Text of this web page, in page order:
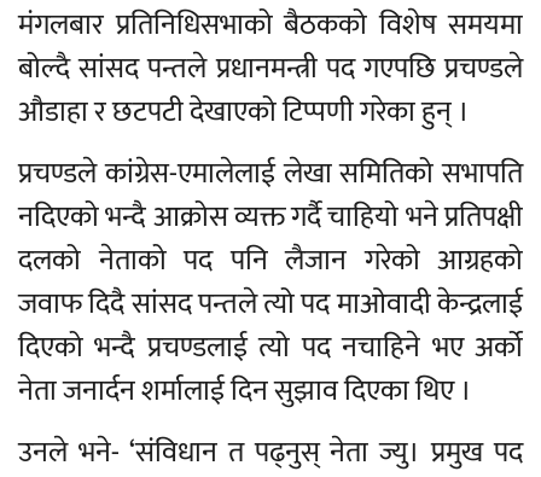
मंगलबार प्रतिनिधिसभाको बैठकको विशेष समयमा
बोल्दै सांसद पन्तले प्रधानमन्त्री पद गएपछि प्रचण्डले
औडाहा र छटपटी देखाएको टिप्पणी गरेका हुन् ।
प्रचण्डले कांग्रेस-एमालेलाई लेखा समितिको सभापति
नदिएको भन्दै आक्रोस व्यक्त गर्दै चाहियो भने प्रतिपक्षी
दलको नेताको पद पनि लैजान गरेको आग्रहको
जवाफ दिदै सांसद पन्तले त्यो पद माओवादी केन्द्रलाई
दिएको भन्दै प्रचण्डलाई त्यो पद नचाहिने भए अर्को
नेता जनार्दन शर्मालाई दिन सुझाव दिएका थिए ।
उनले भने- ‘संविधान त पढ्नुस् नेता ज्यु। प्रमुख पद